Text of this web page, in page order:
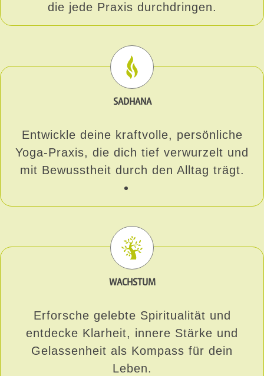
die jede Praxis durchdringen.
SADHANA
Entwickle deine kraftvolle, persönliche
Yoga-Praxis, die dich tief verwurzelt und
mit Bewusstheit durch den Alltag trägt.
WACHSTUM
Erforsche gelebte Spiritualität und
entdecke Klarheit, innere Stärke und
Gelassenheit als Kompass für dein
Leben.